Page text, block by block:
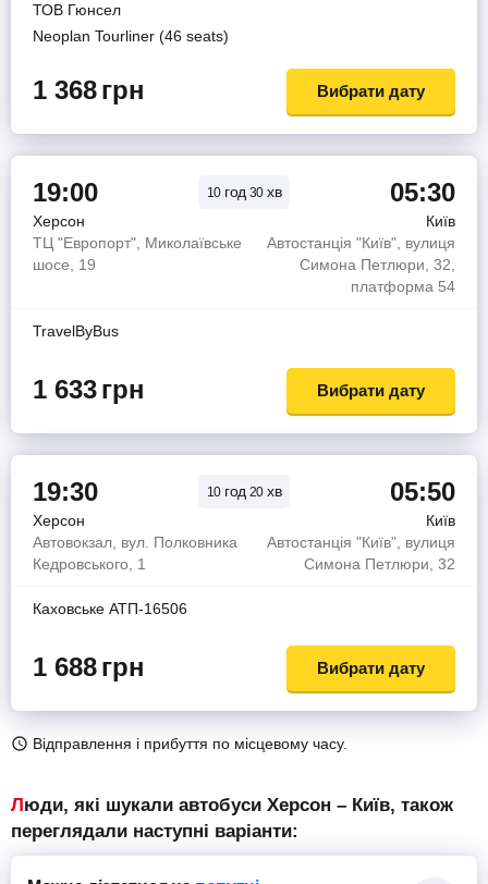
ТОВ Гюнсел
Neoplan Tourliner (46 seats)
1 368грн Вибрати дату
19:00 10 год 30 хв 05:30
Херсон
Київ
ТЦ "Европорт", Миколаївське
шосе, 19
Автостанція "Київ", вулиця
Симона Петлюри, 32,
платформа 54
TravelByBus
1 633грн Вибрати дату
19:30 10 год 20 хв 05:50
Херсон
Київ
Автовокзал, вул. Полковника
Кедровського, 1
Автостанція "Київ", вулиця
Симона Петлюри, 32
Каховське АТП-16506
1 688грн Вибрати дату
Відправлення і прибуття по місцевому часу.
Люди, які шукали автобуси Херсон – Київ, також
переглядали наступні варіанти: